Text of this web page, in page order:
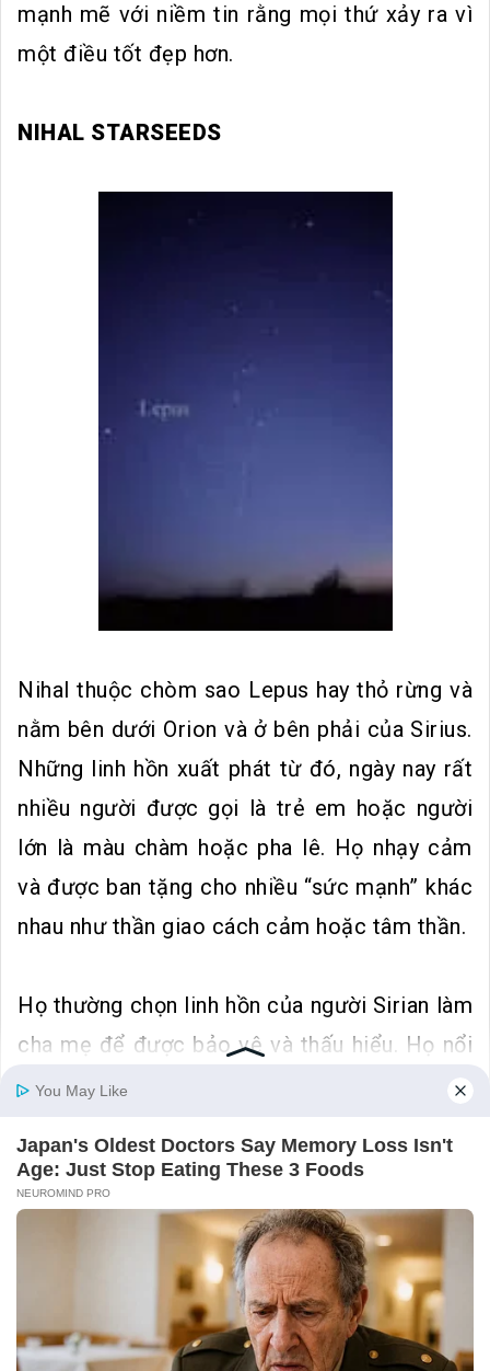
mạnh mẽ với niềm tin rằng mọi thứ xảy ra vì
một điều tốt đẹp hơn.
NIHAL STARSEEDS
Nihal thuộc chòm sao Lepus hay thỏ rừng và
nằm bên dưới Orion và ở bên phải của Sirius.
Những linh hồn xuất phát từ đó, ngày nay rất
nhiều người được gọi là trẻ em hoặc người
lớn là màu chàm hoặc pha lê. Họ nhạy cảm
và được ban tặng cho nhiều “sức mạnh” khác
nhau như thần giao cách cảm hoặc tâm thần.
Họ thường chọn linh hồn của người Sirian làm
cha mẹ để được bảo vệ và thấu hiểu. Họ nổi
loạn với thế giới vật chất và họ thường xuyên
tắc bên ngoài và nhân tạo của hành tinh này.
Khi bắt đầu nhập thể, một số người trong số
họ có vấn đề về thể chất và thậm chí cả thần
kinh, do rung động cao và việc làm quen với
chiều không gian thứ ba này có nghĩa là họ